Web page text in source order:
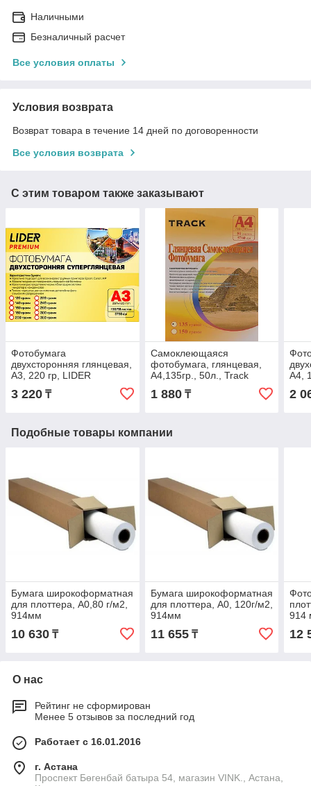
Наличными
Безналичный расчет
Все условия оплаты
Условия возврата
Возврат товара в течение 14 дней по договоренности
Все условия возврата
С этим товаром также заказывают
Фотобумага
двухсторонняя глянцевая,
A3, 220 гр, LIDER
3 220 ₸
Самоклеющаяся
фотобумага, глянцевая,
A4,135гр., 50л., Track
1 880₸
А4,
2
Подобные товары компании
Бумага широкоформатная
для плоттера, A0,80 г/м2,
914мм
10 630 ₸
Бумага широкоформатная
для плоттера, A0, 120г/м2,
914мм
11 655₸
914
12
О нас
Рейтинг не сформирован
Менее 5 отзывов за последний год
Работает с 16.01.2016
г. Астана
Проспект Бөгенбай батыра 54, магазин VINK., Астана,